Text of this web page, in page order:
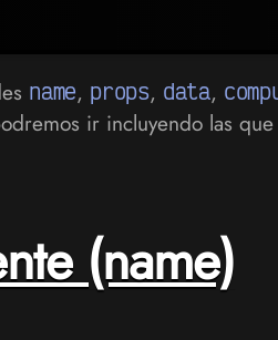
name, props, data,
ir incluyendo las
(name)